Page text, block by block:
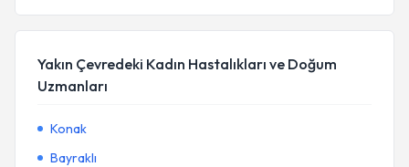
Yakın Çevredeki Kadın Hastalıkları ve Doğum
Uzmanları
Konak
Bayraklı